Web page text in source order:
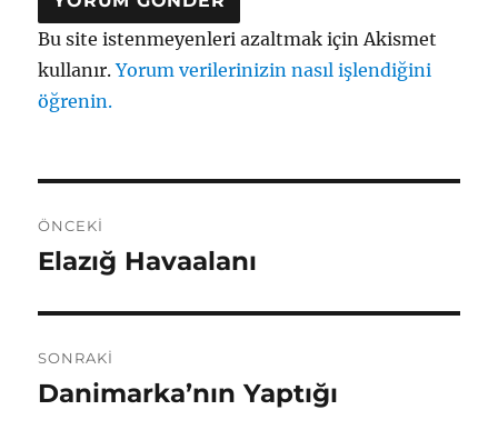
Bu site istenmeyenleri azaltmak için Akismet
kullanır.Yorum verilerinizin nasıl işlendiğini
öğrenin.
gezinmesi
ÖNCEKI
Önceki
Elazığ Havaalanı
SONRAKI
Sonraki
Danimarka’nın Yaptığı